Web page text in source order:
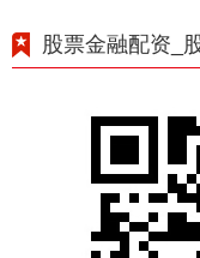
股票金融配资_